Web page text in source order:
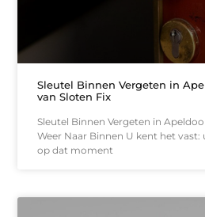
Sleutel Binnen Vergeten in
van Sloten Fix
Sleutel Binnen Vergeten in
Weer Naar Binnen U kent het
op dat moment